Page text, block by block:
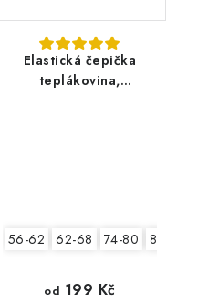
Elastická čepička
teplákovina,
56-62 62-68 74-80 80-86
od 199 Kč